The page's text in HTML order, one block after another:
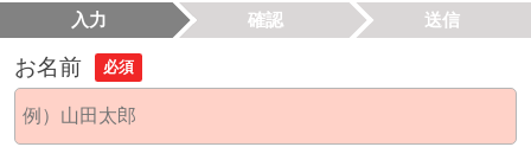
入力 確認 送信
お名前 必須